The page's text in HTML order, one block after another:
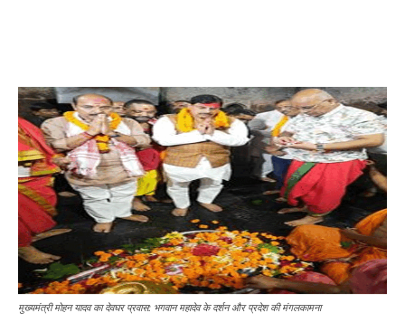
मुख्यमंत्री मोहन यादव का देवघर प्रवास: भगवान महादेव के दर्शन और प्रदेश की मंगलकामना